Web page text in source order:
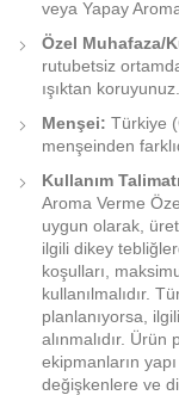
veya Yapay
Özel Muhafaza/
rutubetsiz
ışıktan koruyunuz.
Menşei: Türkiye
menşeinden
Kullanım
Aroma Verme
uygun olarak,
ilgili dikey
koşulları,
kullanılmalıdır.
planlanıyorsa,
alınmalıdır.
ekipmanların
değişkenlere ve